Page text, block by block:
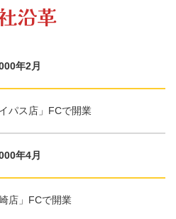
沿革
年2月
パス店」FCで開業
年4月
店」FCで開業